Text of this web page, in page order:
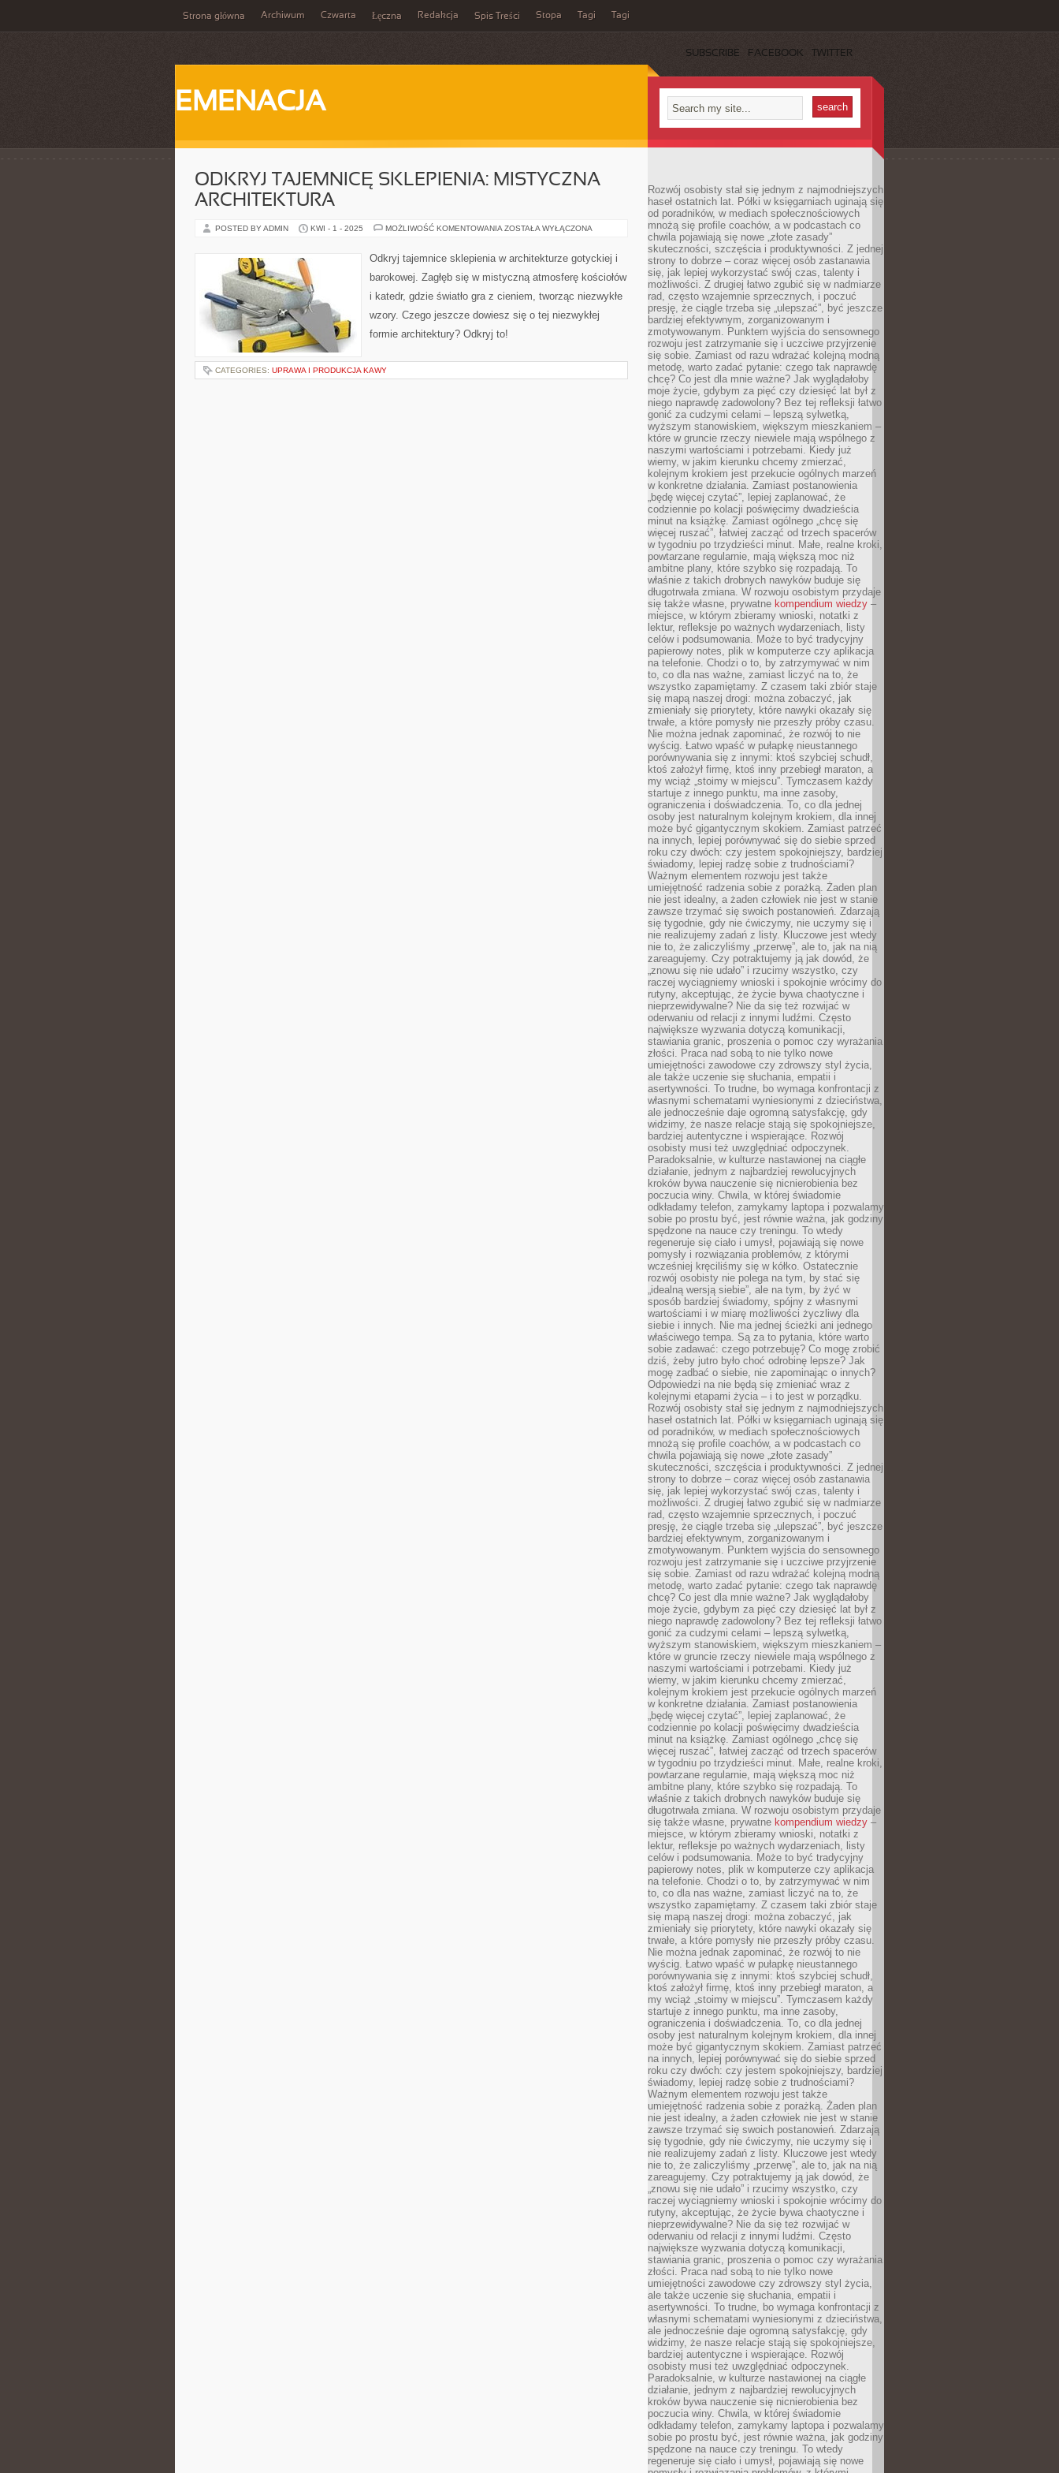
Strona główna Archiwum Czwarta Łęczna Redakcja Spis Treści Stopa Tagi Tagi
SUBSCRIBE FACEBOOK TWITTER
EMENACJA
ODKRYJ TAJEMNICĘ SKLEPIENIA: MISTYCZNA
ARCHITEKTURA
POSTED BY ADMIN KWI - 1 - 2025 MOŻLIWOŚĆ KOMENTOWANIA ODKRYJ
MISTYCZNA
ARCHITEKTURA
ZOSTAŁA WYŁĄCZONA
Odkryj tajemnice sklepienia w architekturze gotyckiej i
barokowej. Zagłęb się w mistyczną atmosferę kościołów
i katedr, gdzie światło gra z cieniem, tworząc niezwykłe
wzory. Czego jeszcze dowiesz się o tej niezwykłej
formie architektury? Odkryj to!
CATEGORIES: UPRAWA I PRODUKCJA KAWY
Rozwój osobisty stał się jednym z najmodniejszych
haseł ostatnich lat. Półki w księgarniach uginają się
od poradników, w mediach społecznościowych
mnożą się profile coachów, a w podcastach co
chwila pojawiają się nowe „złote zasady”
skuteczności, szczęścia i produktywności. Z jednej
strony to dobrze – coraz więcej osób zastanawia
się, jak lepiej wykorzystać swój czas, talenty i
możliwości. Z drugiej łatwo zgubić się w nadmiarze
rad, często wzajemnie sprzecznych, i poczuć
presję, że ciągle trzeba się „ulepszać”, być jeszcze
bardziej efektywnym, zorganizowanym i
zmotywowanym. Punktem wyjścia do sensownego
rozwoju jest zatrzymanie się i uczciwe przyjrzenie
się sobie. Zamiast od razu wdrażać kolejną modną
metodę, warto zadać pytanie: czego tak naprawdę
chcę? Co jest dla mnie ważne? Jak wyglądałoby
moje życie, gdybym za pięć czy dziesięć lat był z
niego naprawdę zadowolony? Bez tej refleksji łatwo
gonić za cudzymi celami – lepszą sylwetką,
wyższym stanowiskiem, większym mieszkaniem –
które w gruncie rzeczy niewiele mają wspólnego z
naszymi wartościami i potrzebami. Kiedy już
wiemy, w jakim kierunku chcemy zmierzać,
kolejnym krokiem jest przekucie ogólnych marzeń
w konkretne działania. Zamiast postanowienia
„będę więcej czytać”, lepiej zaplanować, że
codziennie po kolacji poświęcimy dwadzieścia
minut na książkę. Zamiast ogólnego „chcę się
więcej ruszać”, łatwiej zacząć od trzech spacerów
w tygodniu po trzydzieści minut. Małe, realne kroki,
powtarzane regularnie, mają większą moc niż
ambitne plany, które szybko się rozpadają. To
właśnie z takich drobnych nawyków buduje się
długotrwała zmiana. W rozwoju osobistym przydaje
się także własne, prywatne kompendium wiedzy –
miejsce, w którym zbieramy wnioski, notatki z
lektur, refleksje po ważnych wydarzeniach, listy
celów i podsumowania. Może to być tradycyjny
papierowy notes, plik w komputerze czy aplikacja
na telefonie. Chodzi o to, by zatrzymywać w nim
to, co dla nas ważne, zamiast liczyć na to, że
wszystko zapamiętamy. Z czasem taki zbiór staje
się mapą naszej drogi: można zobaczyć, jak
zmieniały się priorytety, które nawyki okazały się
trwałe, a które pomysły nie przeszły próby czasu.
Nie można jednak zapominać, że rozwój to nie
wyścig. Łatwo wpaść w pułapkę nieustannego
porównywania się z innymi: ktoś szybciej schudł,
ktoś założył firmę, ktoś inny przebiegł maraton, a
my wciąż „stoimy w miejscu”. Tymczasem każdy
startuje z innego punktu, ma inne zasoby,
ograniczenia i doświadczenia. To, co dla jednej
osoby jest naturalnym kolejnym krokiem, dla innej
może być gigantycznym skokiem. Zamiast patrzeć
na innych, lepiej porównywać się do siebie sprzed
roku czy dwóch: czy jestem spokojniejszy, bardziej
świadomy, lepiej radzę sobie z trudnościami?
Ważnym elementem rozwoju jest także
umiejętność radzenia sobie z porażką. Żaden plan
nie jest idealny, a żaden człowiek nie jest w stanie
zawsze trzymać się swoich postanowień. Zdarzają
się tygodnie, gdy nie ćwiczymy, nie uczymy się i
nie realizujemy zadań z listy. Kluczowe jest wtedy
nie to, że zaliczyliśmy „przerwę”, ale to, jak na nią
zareagujemy. Czy potraktujemy ją jak dowód, że
„znowu się nie udało” i rzucimy wszystko, czy
raczej wyciągniemy wnioski i spokojnie wrócimy do
rutyny, akceptując, że życie bywa chaotyczne i
nieprzewidywalne? Nie da się też rozwijać w
oderwaniu od relacji z innymi ludźmi. Często
największe wyzwania dotyczą komunikacji,
stawiania granic, proszenia o pomoc czy wyrażania
złości. Praca nad sobą to nie tylko nowe
umiejętności zawodowe czy zdrowszy styl życia,
ale także uczenie się słuchania, empatii i
asertywności. To trudne, bo wymaga konfrontacji z
własnymi schematami wyniesionymi z dzieciństwa,
ale jednocześnie daje ogromną satysfakcję, gdy
widzimy, że nasze relacje stają się spokojniejsze,
bardziej autentyczne i wspierające. Rozwój
osobisty musi też uwzględniać odpoczynek.
Paradoksalnie, w kulturze nastawionej na ciągłe
działanie, jednym z najbardziej rewolucyjnych
kroków bywa nauczenie się nicnierobienia bez
poczucia winy. Chwila, w której świadomie
odkładamy telefon, zamykamy laptopa i pozwalamy
sobie po prostu być, jest równie ważna, jak godziny
spędzone na nauce czy treningu. To wtedy
regeneruje się ciało i umysł, pojawiają się nowe
pomysły i rozwiązania problemów, z którymi
wcześniej kręciliśmy się w kółko. Ostatecznie
rozwój osobisty nie polega na tym, by stać się
„idealną wersją siebie”, ale na tym, by żyć w
sposób bardziej świadomy, spójny z własnymi
wartościami i w miarę możliwości życzliwy dla
siebie i innych. Nie ma jednej ścieżki ani jednego
właściwego tempa. Są za to pytania, które warto
sobie zadawać: czego potrzebuję? Co mogę zrobić
dziś, żeby jutro było choć odrobinę lepsze? Jak
mogę zadbać o siebie, nie zapominając o innych?
Odpowiedzi na nie będą się zmieniać wraz z
kolejnymi etapami życia – i to jest w porządku.
Rozwój osobisty stał się jednym z najmodniejszych
haseł ostatnich lat. Półki w księgarniach uginają się
od poradników, w mediach społecznościowych
mnożą się profile coachów, a w podcastach co
chwila pojawiają się nowe „złote zasady”
skuteczności, szczęścia i produktywności. Z jednej
strony to dobrze – coraz więcej osób zastanawia
się, jak lepiej wykorzystać swój czas, talenty i
możliwości. Z drugiej łatwo zgubić się w nadmiarze
rad, często wzajemnie sprzecznych, i poczuć
presję, że ciągle trzeba się „ulepszać”, być jeszcze
bardziej efektywnym, zorganizowanym i
zmotywowanym. Punktem wyjścia do sensownego
rozwoju jest zatrzymanie się i uczciwe przyjrzenie
się sobie. Zamiast od razu wdrażać kolejną modną
metodę, warto zadać pytanie: czego tak naprawdę
chcę? Co jest dla mnie ważne? Jak wyglądałoby
moje życie, gdybym za pięć czy dziesięć lat był z
niego naprawdę zadowolony? Bez tej refleksji łatwo
gonić za cudzymi celami – lepszą sylwetką,
wyższym stanowiskiem, większym mieszkaniem –
które w gruncie rzeczy niewiele mają wspólnego z
naszymi wartościami i potrzebami. Kiedy już
wiemy, w jakim kierunku chcemy zmierzać,
kolejnym krokiem jest przekucie ogólnych marzeń
w konkretne działania. Zamiast postanowienia
„będę więcej czytać”, lepiej zaplanować, że
codziennie po kolacji poświęcimy dwadzieścia
minut na książkę. Zamiast ogólnego „chcę się
więcej ruszać”, łatwiej zacząć od trzech spacerów
w tygodniu po trzydzieści minut. Małe, realne kroki,
powtarzane regularnie, mają większą moc niż
ambitne plany, które szybko się rozpadają. To
właśnie z takich drobnych nawyków buduje się
długotrwała zmiana. W rozwoju osobistym przydaje
się także własne, prywatne kompendium wiedzy –
miejsce, w którym zbieramy wnioski, notatki z
lektur, refleksje po ważnych wydarzeniach, listy
celów i podsumowania. Może to być tradycyjny
papierowy notes, plik w komputerze czy aplikacja
na telefonie. Chodzi o to, by zatrzymywać w nim
to, co dla nas ważne, zamiast liczyć na to, że
wszystko zapamiętamy. Z czasem taki zbiór staje
się mapą naszej drogi: można zobaczyć, jak
zmieniały się priorytety, które nawyki okazały się
trwałe, a które pomysły nie przeszły próby czasu.
Nie można jednak zapominać, że rozwój to nie
wyścig. Łatwo wpaść w pułapkę nieustannego
porównywania się z innymi: ktoś szybciej schudł,
ktoś założył firmę, ktoś inny przebiegł maraton, a
my wciąż „stoimy w miejscu”. Tymczasem każdy
startuje z innego punktu, ma inne zasoby,
ograniczenia i doświadczenia. To, co dla jednej
osoby jest naturalnym kolejnym krokiem, dla innej
może być gigantycznym skokiem. Zamiast patrzeć
na innych, lepiej porównywać się do siebie sprzed
roku czy dwóch: czy jestem spokojniejszy, bardziej
świadomy, lepiej radzę sobie z trudnościami?
Ważnym elementem rozwoju jest także
umiejętność radzenia sobie z porażką. Żaden plan
nie jest idealny, a żaden człowiek nie jest w stanie
zawsze trzymać się swoich postanowień. Zdarzają
się tygodnie, gdy nie ćwiczymy, nie uczymy się i
nie realizujemy zadań z listy. Kluczowe jest wtedy
nie to, że zaliczyliśmy „przerwę”, ale to, jak na nią
zareagujemy. Czy potraktujemy ją jak dowód, że
„znowu się nie udało” i rzucimy wszystko, czy
raczej wyciągniemy wnioski i spokojnie wrócimy do
rutyny, akceptując, że życie bywa chaotyczne i
nieprzewidywalne? Nie da się też rozwijać w
oderwaniu od relacji z innymi ludźmi. Często
największe wyzwania dotyczą komunikacji,
stawiania granic, proszenia o pomoc czy wyrażania
złości. Praca nad sobą to nie tylko nowe
umiejętności zawodowe czy zdrowszy styl życia,
ale także uczenie się słuchania, empatii i
asertywności. To trudne, bo wymaga konfrontacji z
własnymi schematami wyniesionymi z dzieciństwa,
ale jednocześnie daje ogromną satysfakcję, gdy
widzimy, że nasze relacje stają się spokojniejsze,
bardziej autentyczne i wspierające. Rozwój
osobisty musi też uwzględniać odpoczynek.
Paradoksalnie, w kulturze nastawionej na ciągłe
działanie, jednym z najbardziej rewolucyjnych
kroków bywa nauczenie się nicnierobienia bez
poczucia winy. Chwila, w której świadomie
odkładamy telefon, zamykamy laptopa i pozwalamy
sobie po prostu być, jest równie ważna, jak godziny
spędzone na nauce czy treningu. To wtedy
regeneruje się ciało i umysł, pojawiają się nowe